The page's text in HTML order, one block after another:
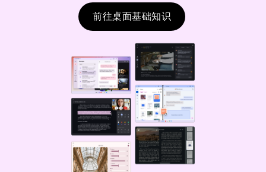
前往桌面基础知识